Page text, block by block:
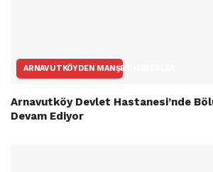
ARNAVUTKÖYDEN MANŞET HABERLER
Arnavutköy Devlet Hastanesi’nde
Devam Ediyor